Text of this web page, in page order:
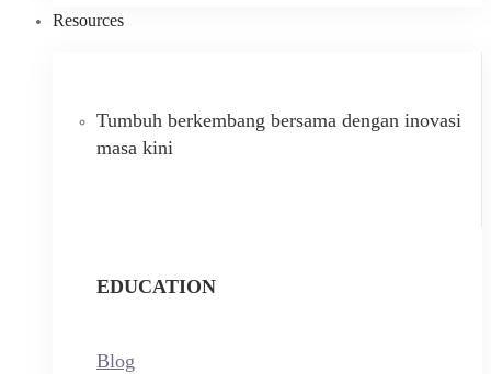
Resources
Tumbuh berkembang bersama dengan inovasi
masa kini
EDUCATION
Blog